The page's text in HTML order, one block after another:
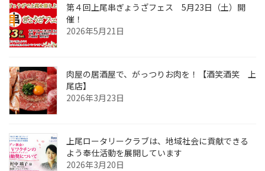
第４回上尾串ぎょうざフェス 5月23日（土）開
催！
2026年5月21日
肉屋の居酒屋で、がっつりお肉を！【酒笑酒笑 上
尾店】
2026年3月23日
上尾ロータリークラブは、地域社会に貢献できる
よう奉仕活動を展開しています
2026年3月20日